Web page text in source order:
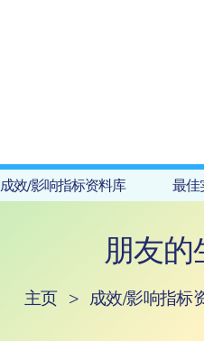
成效/影响指标资料库 最佳
朋友的
主页 > 成效/影响指标